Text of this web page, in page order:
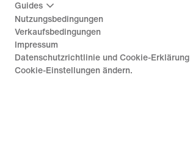
Guides
Nutzungsbedingungen
Verkaufsbedingungen
Impressum
Datenschutzrichtlinie und Cookie-Erklärung
Cookie-Einstellungen ändern.